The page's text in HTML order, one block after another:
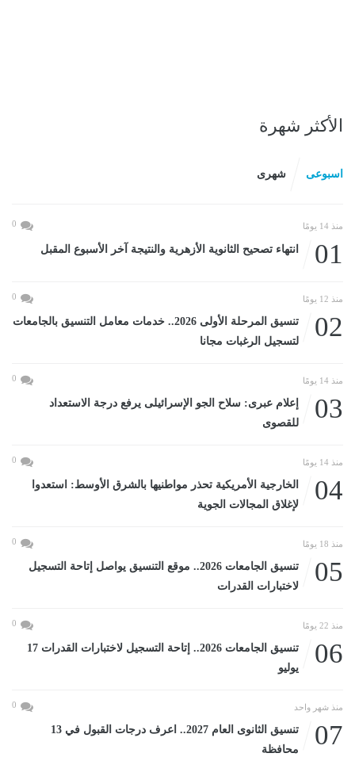
الأكثر شهرة
اسبوعى شهرى
منذ 14 يومًا 0
01 انتهاء تصحيح الثانوية الأزهرية والنتيجة آخر الأسبوع المقبل
منذ 12 يومًا 0
02
تنسيق المرحلة الأولى 2026.. خدمات معامل التنسيق بالجامعات
لتسجيل الرغبات مجانا
منذ 14 يومًا 0
03
إعلام عبرى: سلاح الجو الإسرائيلى يرفع درجة الاستعداد
للقصوى
منذ 14 يومًا 0
04
الخارجية الأمريكية تحذر مواطنيها بالشرق الأوسط: استعدوا
لإغلاق المجالات الجوية
منذ 18 يومًا 0
05
تنسيق الجامعات 2026.. موقع التنسيق يواصل إتاحة التسجيل
لاختبارات القدرات
منذ 22 يومًا 0
06
تنسيق الجامعات 2026.. إتاحة التسجيل لاختبارات القدرات 17
يوليو
منذ شهر واحد 0
07
تنسيق الثانوى العام 2027.. اعرف درجات القبول في 13
محافظة